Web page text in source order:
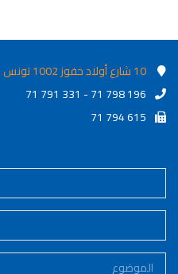
10 شارع أولاد حفوز 1002 تونس
71 791 331 - 71 798 196
71 794 615